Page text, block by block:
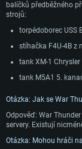
balíčků předběžného
strojů:
torpédoborec USS
stíhačka F4U-4B z
tank XM-1 Chrysler
tank M5A1 5.
Otázka: Jak se War
Odpověď: War
servery. Existují
Otázka: Mohou hráči